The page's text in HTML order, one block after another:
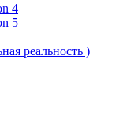
4
5
реальность )